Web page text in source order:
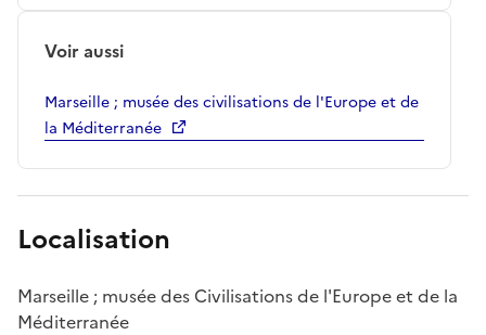
Voir aussi
Marseille ; musée des civilisations de l'Europe et de
la Méditerranée
Localisation
Marseille ; musée des Civilisations de l'Europe et de la
Méditerranée